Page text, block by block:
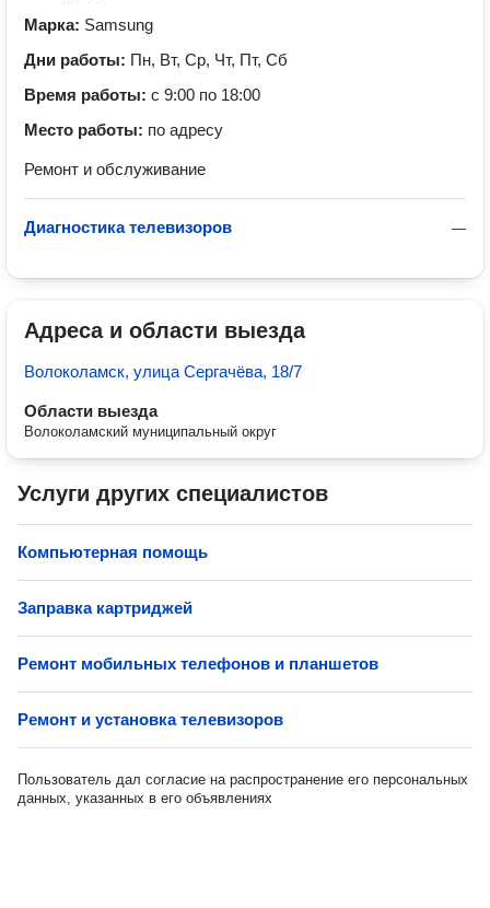
Марка: Samsung
Дни работы: Пн, Вт, Ср, Чт, Пт, Сб
Время работы: с 9:00 по 18:00
Место работы: по адресу
Ремонт и обслуживание
—
Диагностика телевизоров
Адреса и области выезда
Волоколамск, улица Сергачёва, 18/7
Области выезда
Волоколамский муниципальный округ
Услуги других специалистов
Компьютерная помощь
Заправка картриджей
Ремонт мобильных телефонов и планшетов
Ремонт и установка телевизоров
Пользователь дал согласие на распространение его персональных
данных, указанных в его объявлениях